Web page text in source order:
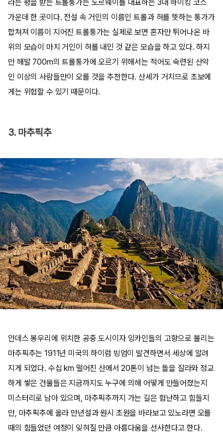
라는 평을 받는 트롤퉁가는 노르웨이를 대표하는 3대 하이킹 코스
가운데 한 곳이다. 전설 속 거인의 이름인 트롤과 혀를 뜻하는 퉁가가
합쳐져 이름이 지어진 트롤퉁가는 실제로 보면 혼자만 튀어나온 바
위의 모습이 마치 거인이 혀를 내민 것 같은 모습을 하고 있다. 하지
만 해발 700m의 트롤퉁가에 오르기 위해서는 적어도 숙련된 산악
인 이상의 사람들만이 오를 것을 추천한다. 산세가 거치므로 초보에
게는 위험할 수 있기 때문이다.
3. 마추픽추
안데스 봉우리에 위치한 공중 도시이자 잉카인들의 고향으로 불리는
마추픽추는 1911년 미국의 하이럼 빙엄이 발견하면서 세상에 알려
지게 되었다. 수십 km 떨어진 산에서 20톤이 넘는 돌을 잘라와 정교
하게 쌓은 건물들은 지금까지도 누구에 의해 어떻게 만들어졌는지
미스터리로 남아 있으며, 마추픽추까지 가는 길은 험난하고 힘들지
만, 마추픽추에 올라 만년설과 원시 초원을 바라보고 있노라면 오를
때의 힘들었던 여정이 잊혀질 만큼 아름다움을 선사한다고 한다.